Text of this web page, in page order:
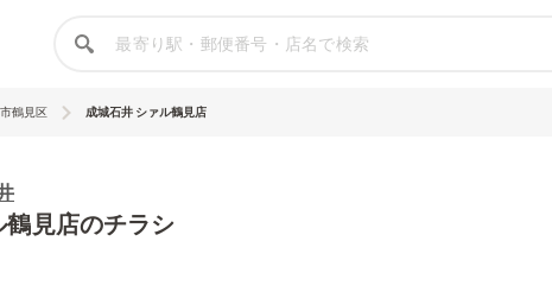
鶴見区 成城石井 シァル鶴見店
鶴見店のチラシ